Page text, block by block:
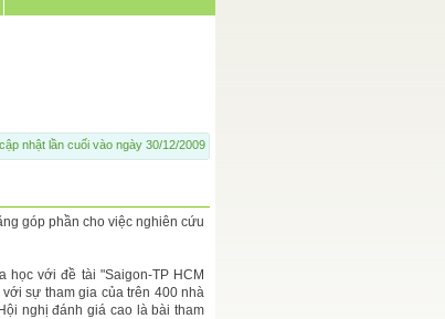
nhật lần cuối vào ngày 30/12/2009
góp phần cho việc nghiên cứu
học với đề tài "Saigon-TP HCM
sự tham gia của trên 400 nhà
nghị đánh giá cao là bài tham